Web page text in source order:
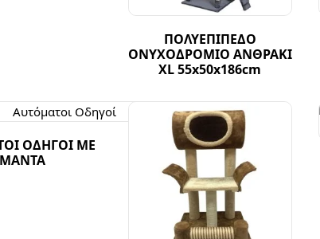
ΠΟΛΥΕΠΙΠΕΔΟ
ΟΝΥΧΟΔΡΟΜΙΟ ΑΝΘΡΑΚΙ
XL 55x50x186cm
ΟΔΗΓΟΙ ΜΕ